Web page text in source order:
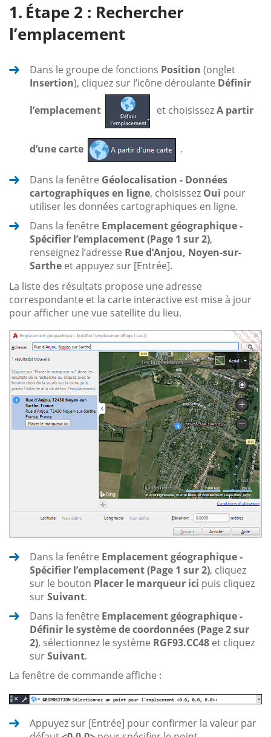
Étape 2 : Rechercher
l’emplacement
Dans le groupe de fonctions Position (onglet
Insertion), cliquez sur l’icône déroulante Définir
l’emplacement et choisissezA partir
d’une carte .
Dans la fenêtre Géolocalisation - Données
cartographiques en ligne, choisissez Oui pour
utiliser les données cartographiques en ligne.
Dans la fenêtre Emplacement géographique -
Spécifier l’emplacement (Page 1 sur 2),
renseignez l’adresse Rue d’Anjou, Noyen-sur-
Sarthe et appuyez sur [Entrée].
La liste des résultats propose une adresse
correspondante et la carte interactive est mise à jour
pour afficher une vue satellite du lieu.
Dans la fenêtre Emplacement géographique -
Spécifier l’emplacement (Page 1 sur 2), cliquez
sur le bouton Placer le marqueur ici puis cliquez
surSuivant.
Dans la fenêtre Emplacement géographique -
Définir le système de coordonnées (Page 2 sur
2), sélectionnez le système RGF93.CC48 et cliquez
surSuivant.
La fenêtre de commande affiche :
Appuyez sur [Entrée] pour confirmer la valeur par